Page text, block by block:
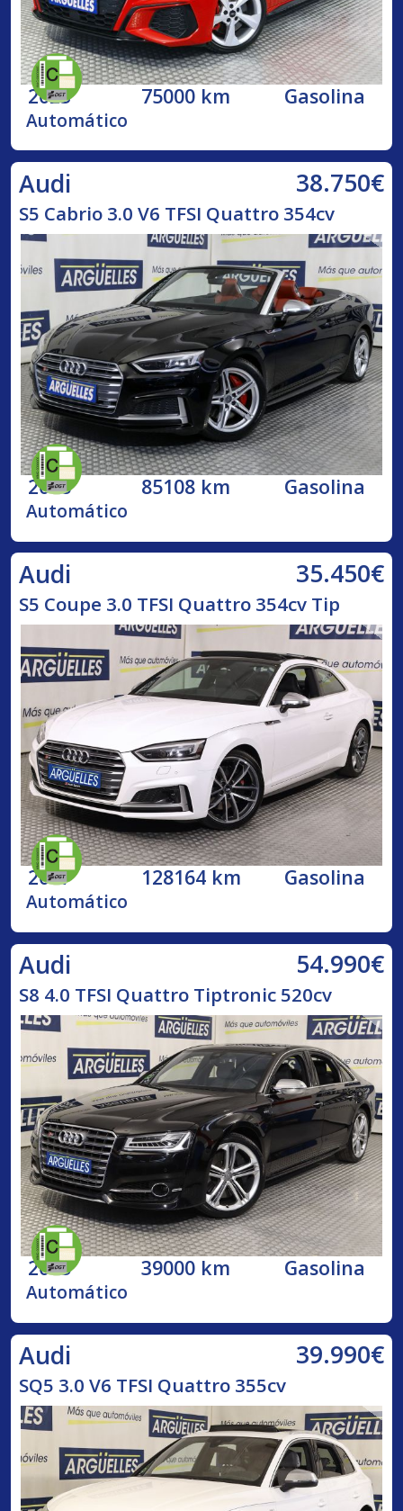
2023 75000 km Gasolina
Automático
Audi 38.750€
S5 Cabrio 3.0 V6 TFSI Quattro 354cv
2018 85108 km Gasolina
Automático
Audi 35.450€
S5 Coupe 3.0 TFSI Quattro 354cv Tip
2017 128164 km Gasolina
Automático
Audi 54.990€
S8 4.0 TFSI Quattro Tiptronic 520cv
2015 39000 km Gasolina
Automático
Audi 39.990€
SQ5 3.0 V6 TFSI Quattro 355cv